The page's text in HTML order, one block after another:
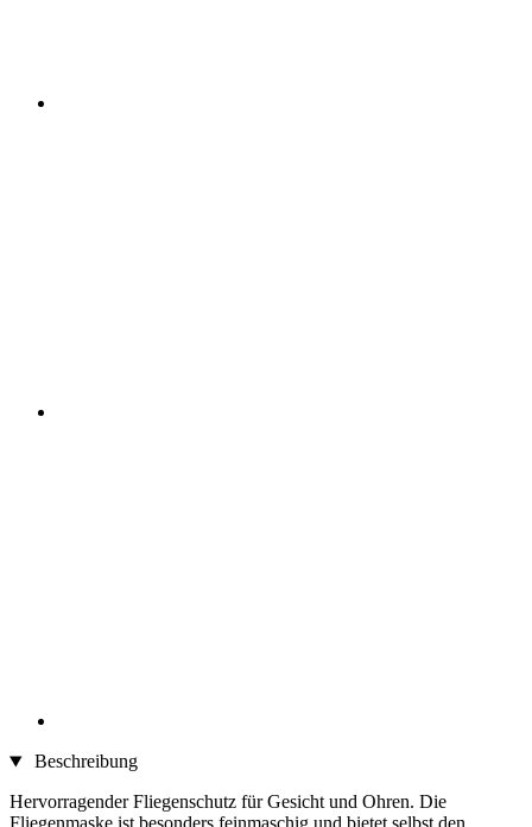
Beschreibung
Hervorragender Fliegenschutz für Gesicht und Ohren. Die